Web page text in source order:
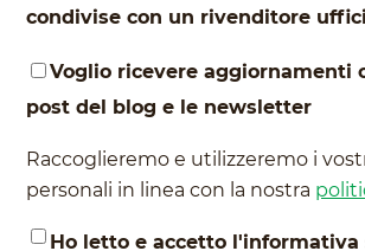
condivise con un rivenditore
Voglio ricevere aggiornamenti
post del blog e le newsletter
Raccoglieremo e utilizzeremo i
personali in linea con la nostra
Ho letto e accetto